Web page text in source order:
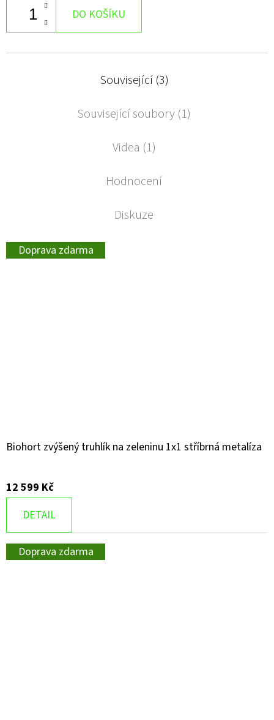
DO KOŠÍKU
Související (3)
Související soubory (1)
Videa (1)
Hodnocení
Diskuze
Doprava zdarma
Biohort zvýšený truhlík na zeleninu 1x1 stříbrná metalíza
12 599 Kč
DETAIL
Doprava zdarma